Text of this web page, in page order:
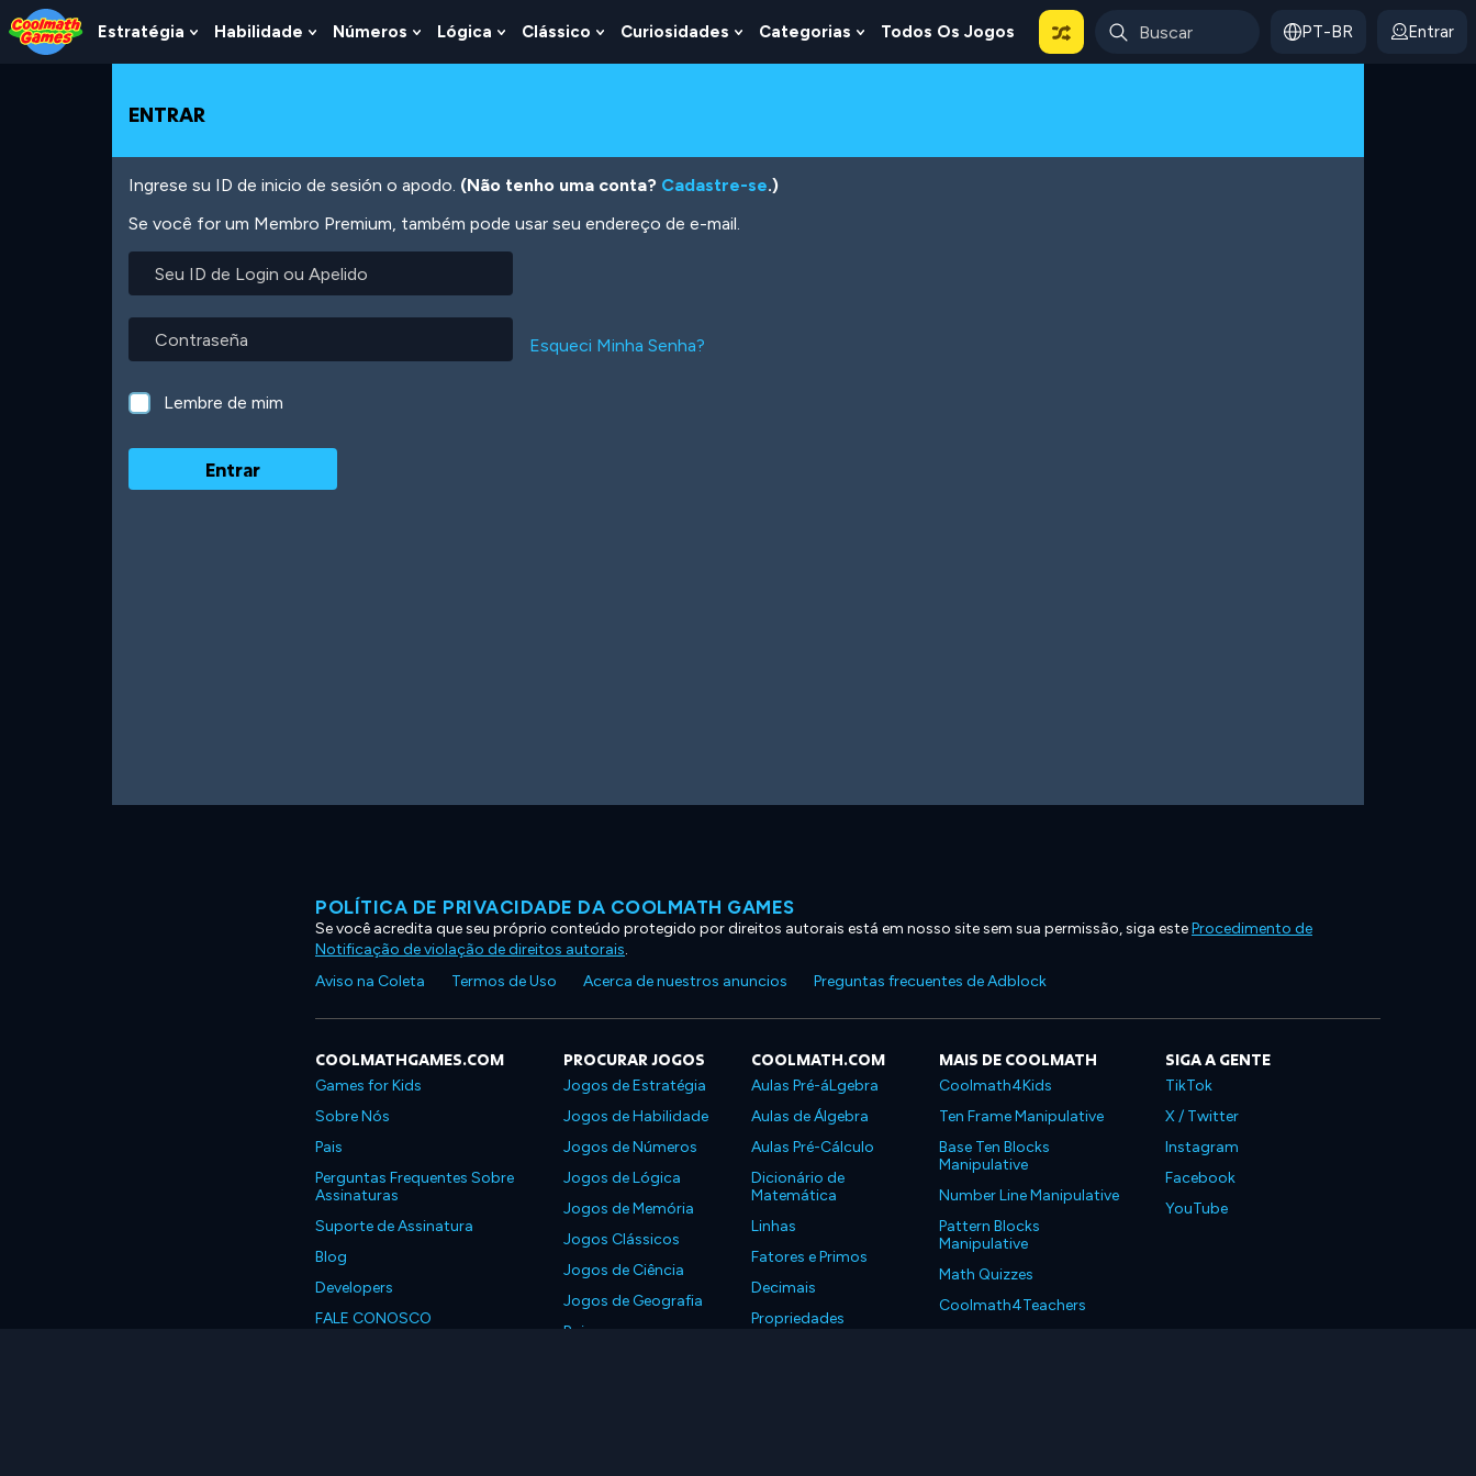
Skip
to
Top
Skip
to
Navigation
Skip
to
Main
Skip
to
Footer
para
Estratégia Show
Submenu
Estratégia
Habilidade Show
Submenu
Números Show
Submenu
Lógica Show
Submenu
Clássico Show
Submenu
Curiosidades Show
Submenu
Categorias Show
Submenu
Todos Os Jogos PT-BR Entrar
ENTRAR
Ingrese su ID de inicio de sesión o apodo. (Não tenho uma conta? Cadastre-se.)
Se você for um Membro Premium, também pode usar seu endereço de e-mail.
Login
Apelido
Esqueci Minha Senha?
Lembre de mim
POLÍTICA DE PRIVACIDADE DA COOLMATH GAMES
Se você acredita que seu próprio conteúdo protegido por direitos autorais está em nosso site sem sua permissão, siga esteProcedimento de
Notificação de violação de direitos autorais.
Aviso na Coleta
Termos de Uso Acerca de nuestros anuncios Preguntas frecuentes de Adblock
COOLMATHGAMES.COM
Games for Kids
Sobre Nós
Pais
Perguntas Frequentes Sobre
Assinaturas
Suporte de Assinatura
Blog
Developers
FALE CONOSCO
PROCURAR JOGOS
Jogos de Estratégia
Jogos de Habilidade
Jogos de Números
Jogos de Lógica
Jogos de Memória
Jogos Clássicos
Jogos de Ciência
Jogos de Geografia
Baixe nossos
COOLMATH.COM
Aulas Pré-áLgebra
Aulas de Álgebra
Aulas Pré-Cálculo
Dicionário de
Matemática
Linhas
Fatores e Primos
Decimais
Propriedades
MAIS DE COOLMATH
Coolmath4Kids
Ten Frame Manipulative
Base Ten Blocks
Manipulative
Number Line Manipulative
Pattern Blocks
Manipulative
Math Quizzes
Coolmath4Teachers
SIGA A GENTE
TikTok
X / Twitter
Instagram
Facebook
YouTube